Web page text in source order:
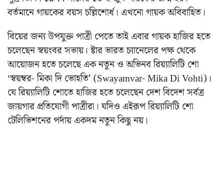
বর্তমানে গায়কের বয়স চল্লিশোর্ধ। এখনো গায়ক অবিবাহিত।
বিয়ের জন্য উপযুক্ত পাত্রী পেতে তাই এবার গায়ক হাজির হতে
চলেছেন স্বয়ংবর সভায়। ষ্টার ভারত চ্যানেলের পক্ষ থেকে
আয়োজন হতে চলেছে এক নতুন ও অভিনব রিয়্যালিটি শো
‘স্বয়ম্বর- মিকা দি ভোহতি’ (Swayamvar- Mika Di Vohti)।
যে রিয়্যালিটি শোতে হাজির হতে চলেছেন দেশ বিদেশ সর্বত্র
জায়গার প্রতিযোগী পাত্রীরা। যদিও এইরূপ রিয়্যালিটি শো
টেলিভিশনের পর্দায় একদম নতুন কিছু নয়।